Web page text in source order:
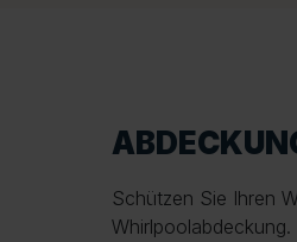
Schützen Sie Ihren